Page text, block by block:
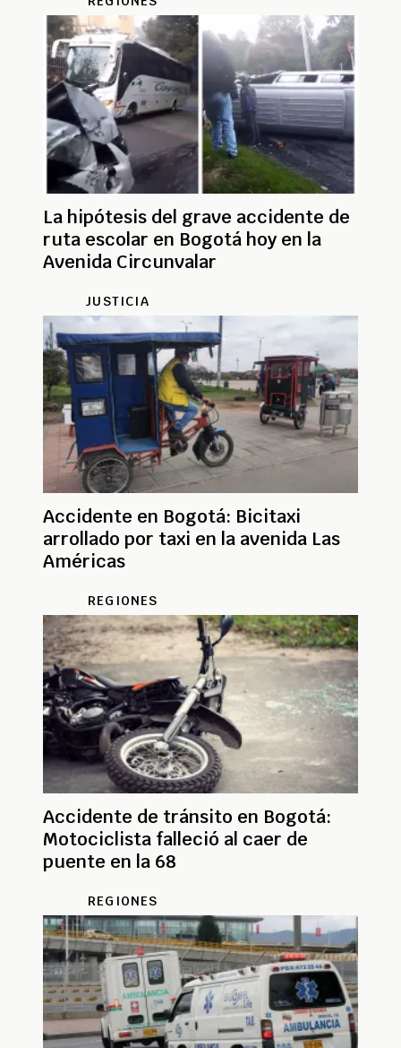
La hipótesis del grave accidente de
ruta escolar en Bogotá hoy en la
Avenida Circunvalar
JUSTICIA
Accidente en Bogotá: Bicitaxi
arrollado por taxi en la avenida Las
Américas
REGIONES
Accidente de tránsito en Bogotá:
Motociclista falleció al caer de
puente en la 68
REGIONES